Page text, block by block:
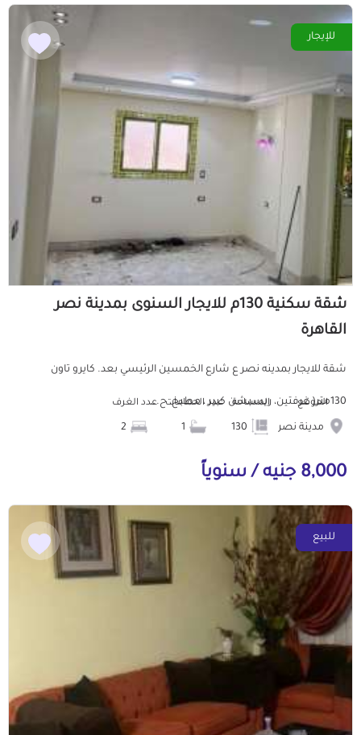
للإيجار
شقة سكنية 130م للايجار السنوى بمدينة نصر
القاهرة
شقة للايجار بمدينه نصر ع شارع الخمسين الرئيسي بعد. كايرو تاون
130متر( غرفتين، ريسبشن كبير ، مطبخ، ح... الموقع
مدينة نصر
المساحة عدد الحمامات عدد الغرف
8,000 جنيه / سنوياً
للبيع